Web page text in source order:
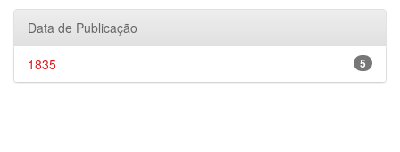
Data de Publicação
5
1835